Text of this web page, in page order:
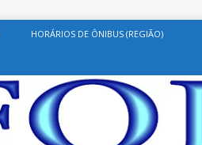
HORÁRIOS DE ÔNIBUS (REGIÃO)